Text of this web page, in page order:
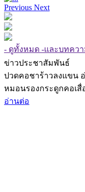
Previous Next
- ดูทั้งหมด -และบทควา
ข่าวประชาสัมพันธ์
ปวดคอชาร้าวลงแขน
หมอนรองกระดูกคอเสื่อม
อ่านต่อ